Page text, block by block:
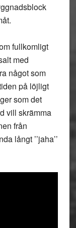
fullkomligt
med
något som
på löjligt
som det
vill skrämma
från
långt ’’jaha’’